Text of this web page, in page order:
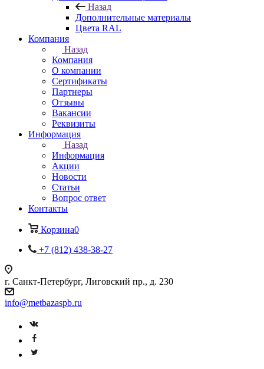
Назад
Дополнительные материалы
Цвета RAL
Компания
Назад
Компания
О компании
Сертификаты
Партнеры
Отзывы
Вакансии
Реквизиты
Информация
Назад
Информация
Акции
Новости
Статьи
Вопрос ответ
Контакты
Корзина0
+7 (812) 438-38-27
г. Санкт-Петербург, Лиговский пр., д. 230
info@metbazaspb.ru